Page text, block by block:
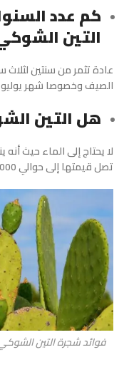
كم عدد
التين
عادة تثمر من سنتين لثلاث
الصيف وخصوصا شهر
هل التين
لا يحتاج إلى الماء حيث أنه
تصل قيمتها إلى حوالي 20,000 جنيه من اللتر الواحد منها.
فوائد شجرة التين